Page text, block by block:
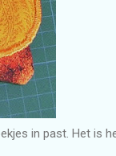
in past. Het is